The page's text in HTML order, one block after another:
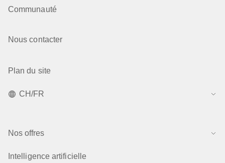
Communauté
Nous contacter
Plan du site
CH/FR
Nos offres
Intelligence artificielle